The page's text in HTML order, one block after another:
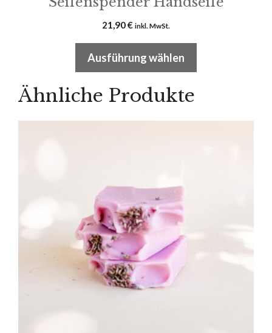
21,90€ inkl. MwSt.
Ausführung wählen
Ähnliche Produkte